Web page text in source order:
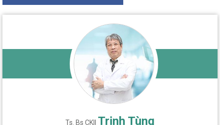
Ts. Bs CKII Trịnh Tùng